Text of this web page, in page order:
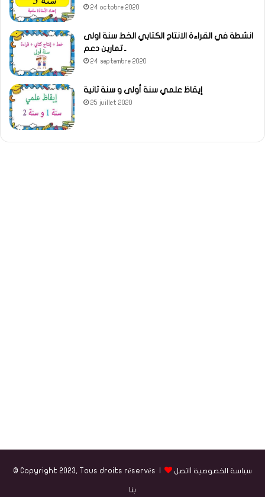
24 octobre 2020
انشطة في القراءة الانتاج الكتابي الخط سنة اولى
ـ تمارين دعم
24 septembre 2020
إيقاظ علمي سنة أولى و سنة ثانية
25 juillet 2020
© Copyright 2023, Tous droits réservés | سياسة الخصوصية اتصل
بنا